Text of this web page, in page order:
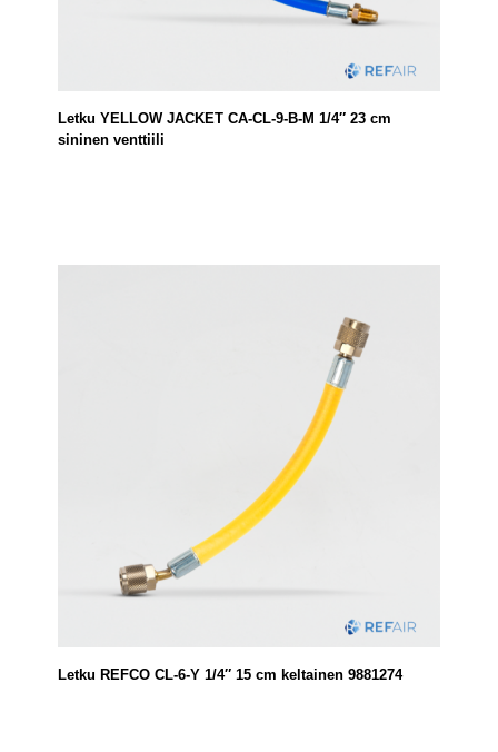
Letku YELLOW JACKET CA-CL-9-B-M 1/4″ 23 cm
sininen venttiili
Letku REFCO CL-6-Y 1/4″ 15 cm keltainen 9881274